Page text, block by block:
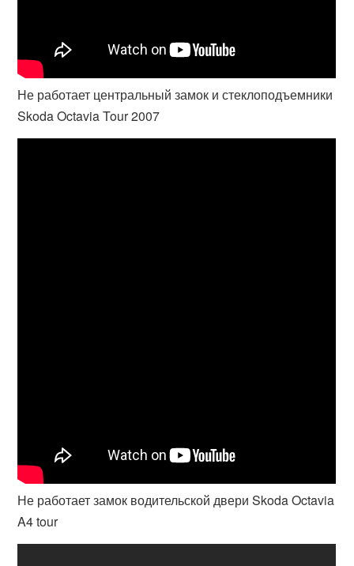
Не работает центральный замок и стеклоподъемники
Skoda Octavia Tour 2007
Не работает замок водительской двери Skoda Octavia
A4 tour